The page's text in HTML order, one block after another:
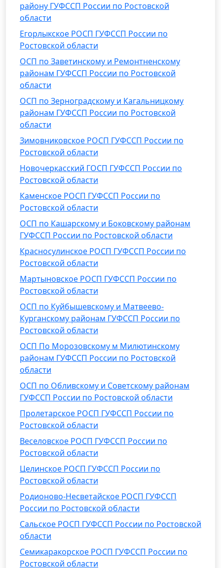
району ГУФССП России по Ростовской
области
Егорлыкское РОСП ГУФССП России по
Ростовской области
ОСП по Заветинскому и Ремонтненскому
районам ГУФССП России по Ростовской
области
ОСП по Зерноградскому и Кагальницкому
районам ГУФССП России по Ростовской
области
Зимовниковское РОСП ГУФССП России по
Ростовской области
Новочеркасский ГОСП ГУФССП России по
Ростовской области
Каменское РОСП ГУФССП России по
Ростовской области
ОСП по Кашарскому и Боковскому районам
ГУФССП России по Ростовской области
Красносулинское РОСП ГУФССП России по
Ростовской области
Мартыновское РОСП ГУФССП России по
Ростовской области
ОСП по Куйбышевскому и Матвеево-
Курганскому районам ГУФССП России по
Ростовской области
ОСП По Морозовскому м Милютинскому
районам ГУФССП России по Ростовской
области
ОСП по Обливскому и Советскому районам
ГУФССП России по Ростовской области
Пролетарское РОСП ГУФССП России по
Ростовской области
Веселовское РОСП ГУФССП России по
Ростовской области
Целинское РОСП ГУФССП России по
Ростовской области
Родионово-Несветайское РОСП ГУФССП
России по Ростовской области
Сальское РОСП ГУФССП России по Ростовской
области
Семикаракорское РОСП ГУФССП России по
Ростовской области